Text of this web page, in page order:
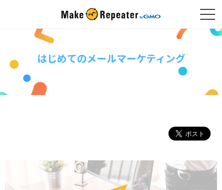
はじめてのメールマーケティング